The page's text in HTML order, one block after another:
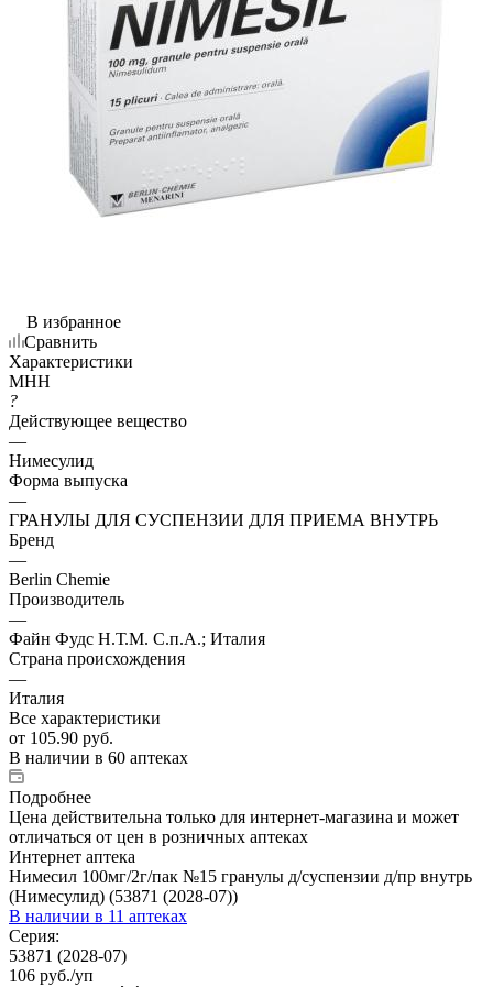
В избранное
Сравнить
Характеристики
МНН
?
Действующее вещество
—
Нимесулид
Форма выпуска
—
ГРАНУЛЫ ДЛЯ СУСПЕНЗИИ ДЛЯ ПРИЕМА ВНУТРЬ
Бренд
—
Berlin Chemie
Производитель
—
Файн Фудс Н.Т.М. С.п.А.; Италия
Страна происхождения
—
Италия
Все характеристики
от 105.90 руб.
В наличии в 60 аптеках
Подробнее
Цена действительна только для интернет-магазина и может
отличаться от цен в розничных аптеках
Интернет аптека
Нимесил 100мг/2г/пак №15 гранулы д/суспензии д/пр внутрь
(Нимесулид) (53871 (2028-07))
В наличии в 11 аптеках
Серия:
53871 (2028-07)
106 руб./уп